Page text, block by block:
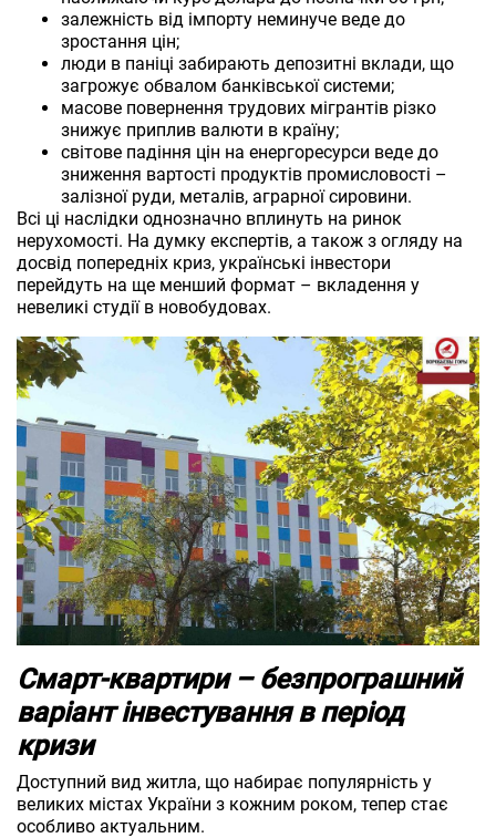
залежність від імпорту неминуче веде до
зростання цін;
люди в паніці забирають депозитні вклади, що
загрожує обвалом банківської системи;
масове повернення трудових мігрантів різко
знижує приплив валюти в країну;
світове падіння цін на енергоресурси веде до
зниження вартості продуктів промисловості –
залізної руди, металів, аграрної сировини.
Всі ці наслідки однозначно вплинуть на ринок
нерухомості. На думку експертів, а також з огляду на
досвід попередніх криз, українські інвестори
перейдуть на ще менший формат – вкладення у
невеликі студії в новобудовах.
Смарт-квартири – безпрограшний
варіант інвестування в період
кризи
Доступний вид житла, що набирає популярність у
великих містах України з кожним роком, тепер стає
особливо актуальним.